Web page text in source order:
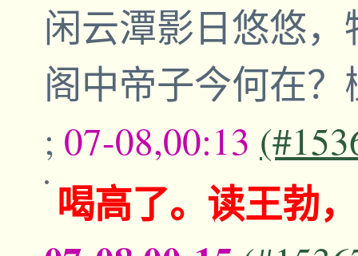
闲云潭影日悠
阁中帝子今何在
; 07-08,00:13
喝高了。读王勃